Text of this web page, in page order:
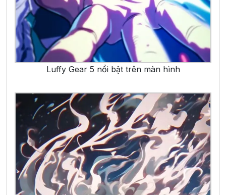
Luffy Gear 5 nổi bật trên màn hình